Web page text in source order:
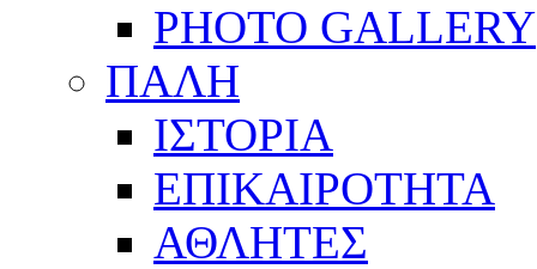
PHOTO GALLERY
ΠΑΛΗ
ΙΣΤΟΡΙΑ
ΕΠΙΚΑΙΡΟΤΗΤΑ
ΑΘΛΗΤΕΣ